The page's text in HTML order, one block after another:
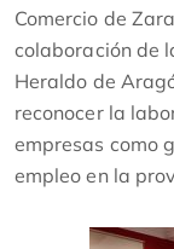
Comercio de
colaboración de
Heraldo de
reconocer la
empresas como
empleo en la